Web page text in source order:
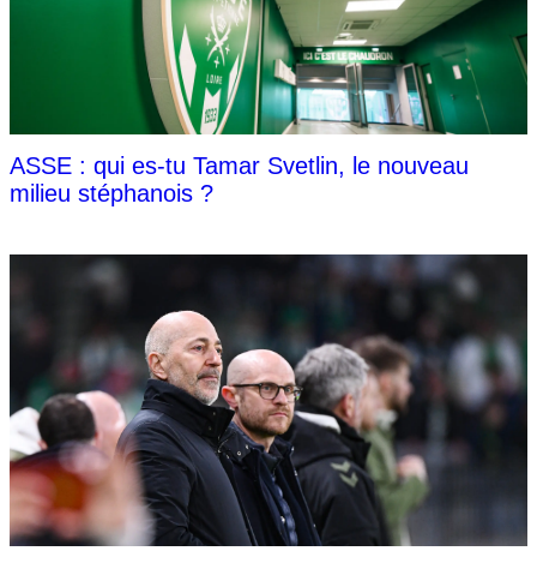
ASSE : qui es-tu Tamar Svetlin, le nouveau
milieu stéphanois ?